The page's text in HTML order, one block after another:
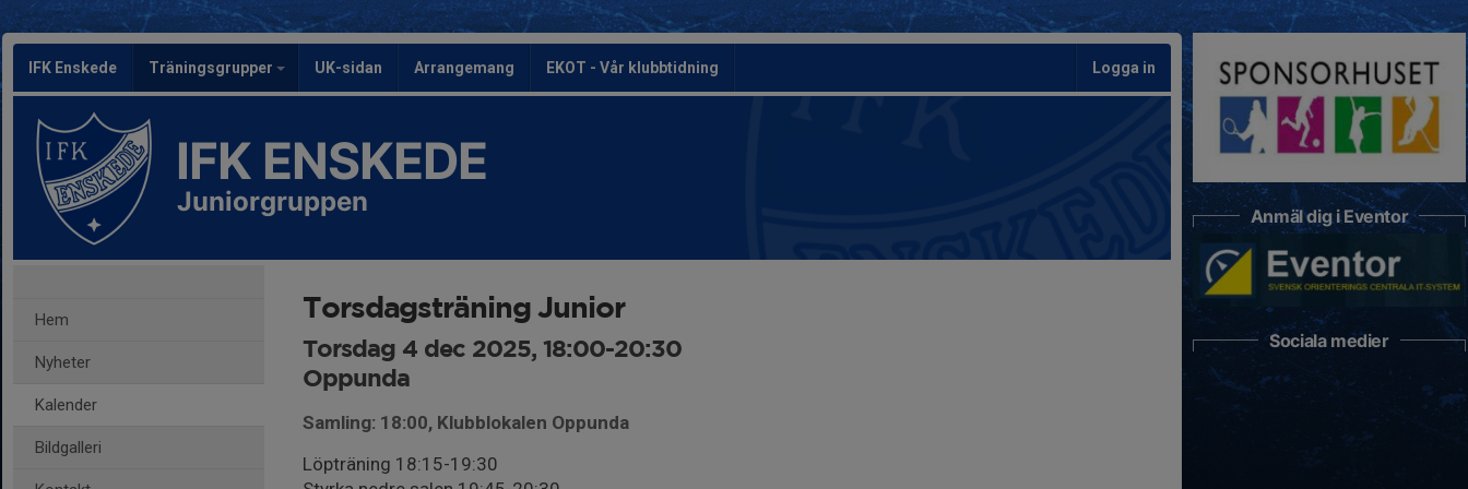
IFK Enskede Träningsgrupper UK-sidan Arrangemang EKOT - Vår klubbtidning Logga in
IFK ENSKEDE
Juniorgruppen
Hem
Nyheter
Kalender
Bildgalleri
Torsdagsträning Junior
Torsdag 4 dec 2025, 18:00-20:30
Oppunda
Samling: 18:00, Klubblokalen Oppunda
Löpträning 18:15-19:30
Anmäl dig i Eventor
Sociala medier